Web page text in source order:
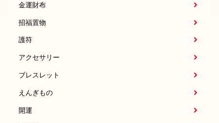
金運財布
招福置物
護符
アクセサリー
ブレスレット
えんぎもの
開運